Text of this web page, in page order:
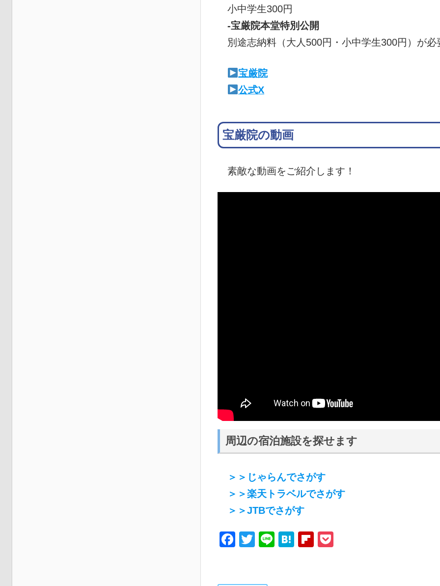
小中学生300円
-宝厳院本堂特別公開
別途志納料（大人500円・小中学生300円）が必
宝厳院
公式X
宝厳院の動画
素敵な動画をご紹介します！
周辺の宿泊施設を探せます
＞＞じゃらんでさがす
＞＞楽天トラベルでさがす
＞＞JTBでさがす
Facebook
Twitter
LineHatenaFlipboard